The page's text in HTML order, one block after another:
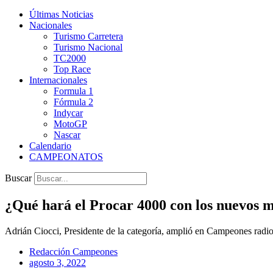
Últimas Noticias
Nacionales
Turismo Carretera
Turismo Nacional
TC2000
Top Race
Internacionales
Formula 1
Fórmula 2
Indycar
MotoGP
Nascar
Calendario
CAMPEONATOS
Buscar
¿Qué hará el Procar 4000 con los nuevos
Adrián Ciocci, Presidente de la categoría, amplió en Campeones
Redacción Campeones
agosto 3, 2022